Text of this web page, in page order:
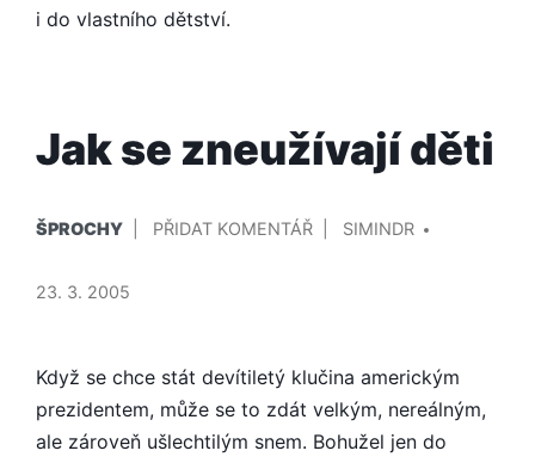
i do vlastního dětství.
Jak se zneužívají děti
V
ŠPROCHY PŘIDAT KOMENTÁŘNA
SIMINDR
23. 3. 2005
Když se chce stát devítiletý klučina americkým
prezidentem, může se to zdát velkým, nereálným,
ale zároveň ušlechtilým snem. Bohužel jen do